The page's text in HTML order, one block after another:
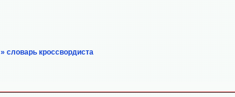
» словарь кроссвордиста